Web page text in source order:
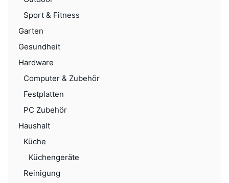
Sport & Fitness
Garten
Gesundheit
Hardware
Computer & Zubehör
Festplatten
PC Zubehör
Haushalt
Küche
Küchengeräte
Reinigung